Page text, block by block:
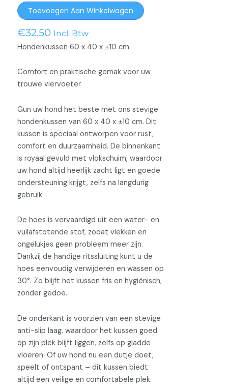
€32.50 Incl. Btw
Southend
Bordeaux
Klein
aantal
Toevoegen Aan Winkelwagen
Hondenkussen 60 x 40 x ±10 cm
Comfort en praktische gemak voor uw
trouwe viervoeter
Gun uw hond het beste met ons stevige
hondenkussen van 60 x 40 x ±10 cm. Dit
kussen is speciaal ontworpen voor rust,
comfort en duurzaamheid. De binnenkant
is royaal gevuld met vlokschuim, waardoor
uw hond altijd heerlijk zacht ligt en goede
ondersteuning krijgt, zelfs na langdurig
gebruik.
De hoes is vervaardigd uit een water- en
vuilafstotende stof, zodat vlekken en
ongelukjes geen probleem meer zijn.
Dankzij de handige ritssluiting kunt u de
hoes eenvoudig verwijderen en wassen op
30°. Zo blijft het kussen fris en hygiënisch,
zonder gedoe.
De onderkant is voorzien van een stevige
anti-slip laag, waardoor het kussen goed
op zijn plek blijft liggen, zelfs op gladde
vloeren. Of uw hond nu een dutje doet,
speelt of ontspant – dit kussen biedt
altijd een veilige en comfortabele plek.